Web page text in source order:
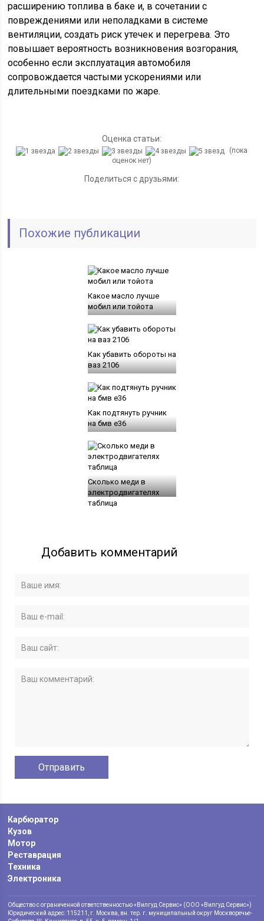
расширению топлива в баке и, в сочетании с
повреждениями или неполадками в системе
вентиляции, создать риск утечек и перегрева. Это
повышает вероятность возникновения возгорания,
особенно если эксплуатация автомобиля
сопровождается частыми ускорениями или
длительными поездками по жаре.
Оценка статьи:
(пока
оценок нет)
Поделиться с друзьями:
Похожие публикации
Какое масло лучше
мобил или тойота
Как убавить обороты на
ваз 2106
Как подтянуть ручник
на бмв е36
Сколько меди в
электродвигателях
таблица
Добавить комментарий
Карбюратор
Кузов
Мотор
Реставрация
Техника
Электроника
Общество с ограниченной ответственностью «Вилгуд Сервис» (ООО «Вилгуд Сервис»)
Юридический адрес: 115211, г. Москва, вн. тер. г. муниципальный округ Москворечье-